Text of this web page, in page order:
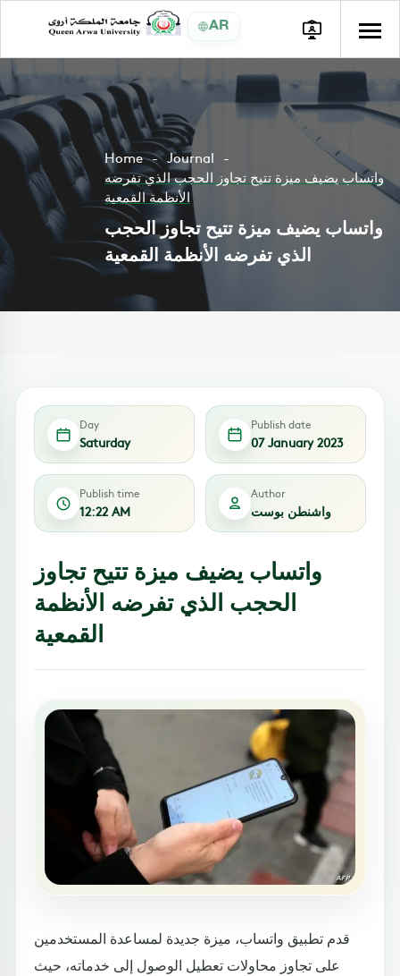
AR
Home
Journal
واتساب يضيف ميزة تتيح تجاوز الحجب الذي تفرضه
الأنظمة القمعية
واتساب يضيف ميزة تتيح تجاوز الحجب
الذي تفرضه الأنظمة القمعية
Day
Saturday
Publish date
07 January 2023
Publish time
12:22 AM
Author
واشنطن بوست
واتساب يضيف ميزة تتيح تجاوز
الحجب الذي تفرضه الأنظمة
القمعية
قدم تطبيق واتساب، ميزة جديدة لمساعدة المستخدمين
على تجاوز محاولات تعطيل الوصول إلى خدماته، حيث